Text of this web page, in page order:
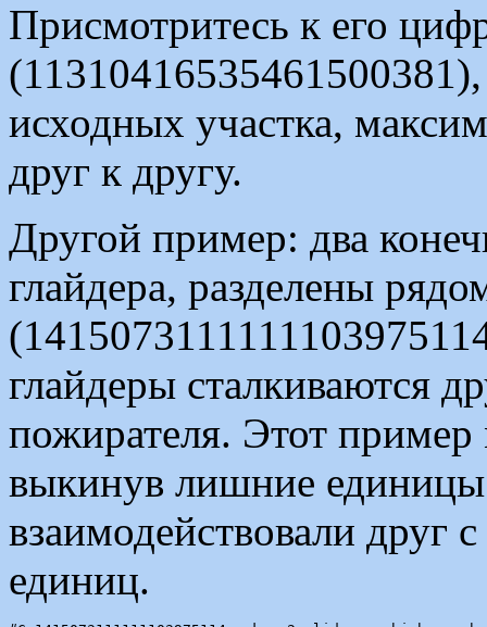
Присмотритесь к его
исходных участка,
друг к другу.
Другой пример: два
глайдера, разделены
глайдеры сталкиваются
пожирателя. Этот
выкинув лишние
взаимодействовали друг
единиц.